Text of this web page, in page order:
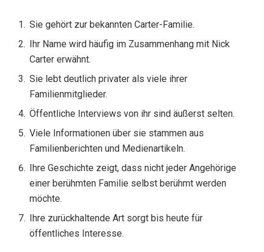
Sie gehört zur bekannten Carter-Familie.
Ihr Name wird häufig im Zusammenhang mit Nick
Carter erwähnt.
Sie lebt deutlich privater als viele ihrer
Familienmitglieder.
Öffentliche Interviews von ihr sind äußerst selten.
Viele Informationen über sie stammen aus
Familienberichten und Medienartikeln.
Ihre Geschichte zeigt, dass nicht jeder Angehörige
einer berühmten Familie selbst berühmt werden
möchte.
Ihre zurückhaltende Art sorgt bis heute für
öffentliches Interesse.